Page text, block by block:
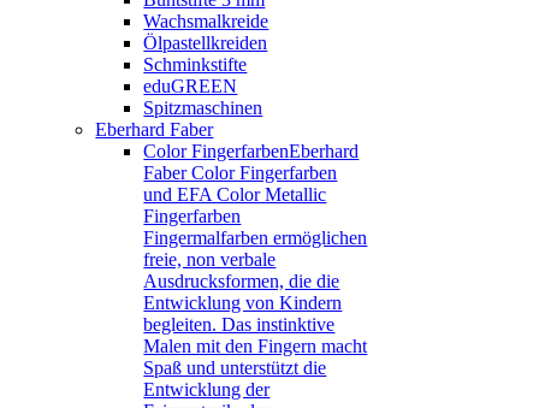
Wachsmalkreide
Ölpastellkreiden
Schminkstifte
eduGREEN
Spitzmaschinen
Eberhard Faber
Color FingerfarbenEberhard
Faber Color Fingerfarben
und EFA Color Metallic
Fingerfarben
Fingermalfarben ermöglichen
freie, non verbale
Ausdrucksformen, die die
Entwicklung von Kindern
begleiten. Das instinktive
Malen mit den Fingern macht
Spaß und unterstützt die
Entwicklung der